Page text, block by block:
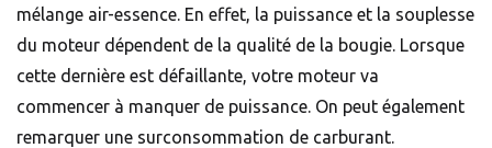
mélange air-essence. En effet, la puissance et la souplesse
du moteur dépendent de la qualité de la bougie. Lorsque
cette dernière est défaillante, votre moteur va
commencer à manquer de puissance. On peut également
remarquer une surconsommation de carburant.